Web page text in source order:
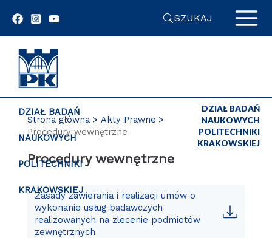
SZUKAJ
DZIAŁ BADAŃ
NAUKOWYCH
POLITECHNIKI
KRAKOWSKIEJ
DZIAŁ BADAŃ
NAUKOWYCH
POLITECHNIKI
KRAKOWSKIEJ
Strona główna
Akty Prawne
Procedury wewnętrzne
Procedury wewnętrzne
Zasady zawierania i realizacji umów o
wykonanie usług badawczych
realizowanych na zlecenie podmiotów
zewnętrznych